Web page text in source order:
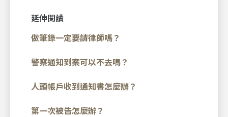
延伸閱讀
做筆錄一定要請律師嗎？
警察通知到案可以不去嗎？
人頭帳戶收到通知書怎麼辦？
第一次被告怎麼辦？